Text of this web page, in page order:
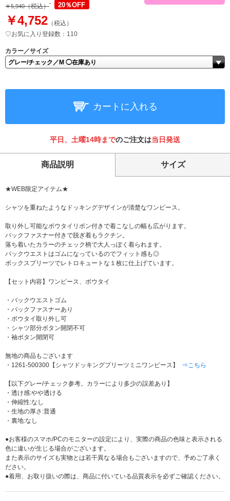
￥5,940（税込） 20％OFF
￥4,752 （税込）
♡お気に入り登録数：110
カラー／サイズ
カートに入れる
平日、土曜14時までのご注文は当日発送
商品説明 サイズ
★WEB限定アイテム★
シャツを重ねたようなドッキングデザインが清楚なワンピース。
取り外し可能なボウタイリボン付きで着こなしの幅も広がります。
バックファスナー付きで脱ぎ着もラクチン。
落ち着いたカラーのチェック柄で大人っぽく着られます。
バックウエストはゴムになっているのでフィット感も◎
ボックスプリーツでレトロキュートな１枚に仕上げています。
【セット内容】ワンピース、ボウタイ
・バックウエストゴム
・バックファスナーあり
・ボウタイ取り外し可
・シャツ部分ボタン開閉不可
・袖ボタン開閉可
無地の商品もございます
・1261-500300【シャツドッキングプリーツミニワンピース】 ⇒こちら
【以下グレー/チェック参考。カラーにより多少の誤差あり】
・透け感:やや透ける
・伸縮性:なし
・生地の厚さ:普通
・裏地:なし
●お客様のスマホ/PCのモニターの設定により、実際の商品の色味と表示される
色に違いが生じる場合がございます。
また表示のサイズも実物とは若干異なる場合もございますので、予めご了承く
ださい。
●着用、お取り扱いの際は、商品に付いている品質表示を必ずご確認ください。